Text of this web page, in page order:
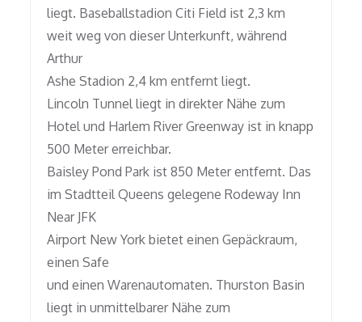
liegt. Baseballstadion Citi Field ist 2,3 km
weit weg von dieser Unterkunft, während
Arthur
Ashe Stadion 2,4 km entfernt liegt.
Lincoln Tunnel liegt in direkter Nähe zum
Hotel und Harlem River Greenway ist in knapp
500 Meter erreichbar.
Baisley Pond Park ist 850 Meter entfernt. Das
im Stadtteil Queens gelegene Rodeway Inn
Near JFK
Airport New York bietet einen Gepäckraum,
einen Safe
und einen Warenautomaten. Thurston Basin
liegt in unmittelbarer Nähe zum